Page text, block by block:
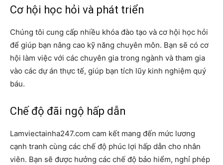
Cơ hội học hỏi và phát triển
Chúng tôi cung cấp nhiều khóa đào tạo và cơ hội học hỏi
để giúp bạn nâng cao kỹ năng chuyên môn. Bạn sẽ có cơ
hội làm việc với các chuyên gia trong ngành và tham gia
vào các dự án thực tế, giúp bạn tích lũy kinh nghiệm quý
báu.
Chế độ đãi ngộ hấp dẫn
Lamviectainha247.com cam kết mang đến mức lương
cạnh tranh cùng các chế độ phúc lợi hấp dẫn cho nhân
viên. Bạn sẽ được hưởng các chế độ bảo hiểm, nghỉ phép